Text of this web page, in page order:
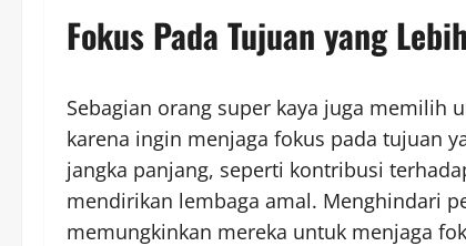
Fokus Pada Tujuan yang
Sebagian orang super kaya juga memilih
karena ingin menjaga fokus pada tujuan
jangka panjang, seperti kontribusi
mendirikan lembaga amal. Menghindari
memungkinkan mereka untuk menjaga